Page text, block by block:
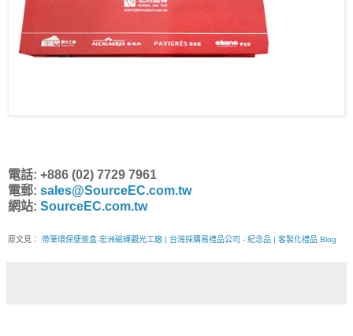
電話: +886 (02) 7729 7961
電郵: sales@SourceEC.com.tw
網站: SourceEC.com.tw
原文見： 帶筆環保便簽盒-宏洲磁磚觀光工廠 | 台灣採購易禮品公司 - 紀念品 | 客製化禮品 Blog